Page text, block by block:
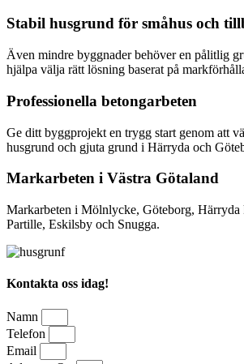
Stabil husgrund för småhus och
Även mindre byggnader behöver en pålitlig
hjälpa välja rätt lösning baserat på
Professionella betongarbeten
Ge ditt byggprojekt en trygg start genom att
husgrund och gjuta grund i Härryda och
Markarbeten i Västra Götaland
Markarbeten i Mölnlycke, Göteborg,
Partille, Eskilsby och Snugga.
Kontakta oss idag!
Namn
Telefon
Email